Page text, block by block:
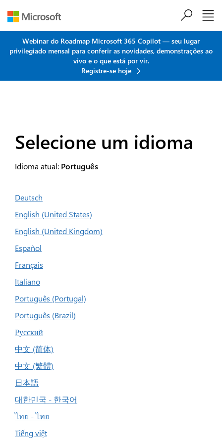
Webinar do Roadmap Microsoft 365 Copilot — seu lugar
privilegiado mensal para conferir as novidades, demonstrações ao
vivo e o que está por vir.
Registre-se hoje
Selecione um idioma
Idioma atual: Português
Deutsch
English (United States)
English (United Kingdom)
Español
Français
Italiano
Português (Portugal)
Português (Brazil)
Русский
中文 (简体)
中文 (繁體)
日本語
대한민국 - 한국어
ไทย - ไทย
Tiếng việt